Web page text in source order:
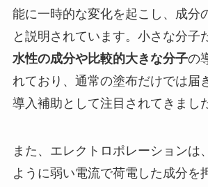
能に一時的な変化を起こし、成分
と説明されています。小さな分子
水性の成分や比較的大きな分子の
れており、通常の塗布だけでは届
導入補助として注目されてきまし
また、エレクトロポレーションは
ように弱い電流で荷電した成分を